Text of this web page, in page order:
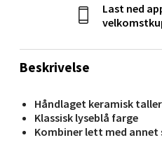
Beskrivelse
Håndlaget keramisk
Klassisk lyseblå farge
Kombiner lett med annet
Last ned
0 i butikk
Bergen - Thon